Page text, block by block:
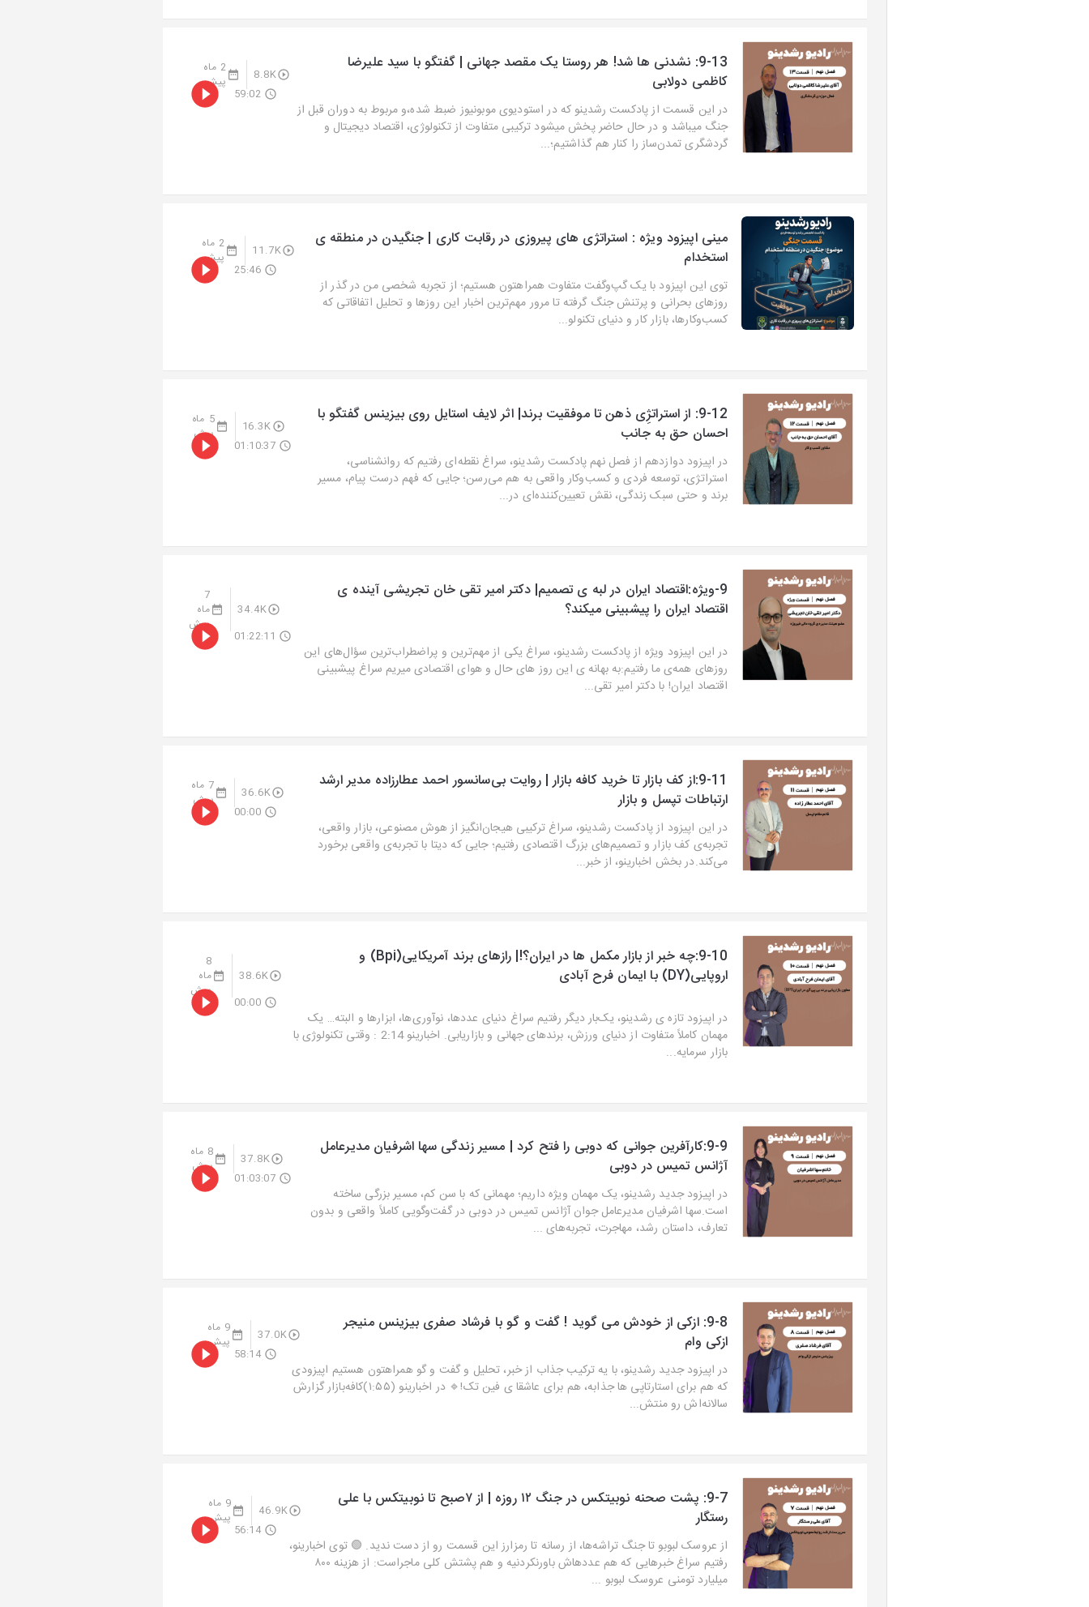
9-13: نشدنی ها شد! هر روستا یک مقصد جهانی | گفتگو با سید علیرضا
کاظمی دولابی
8.8K
2 ماه
پیش
در این قسمت از پادکست رشدینو که در استودیوی موبونیوز ضبط شده،و مربوط به دوران قبل از
جنگ میباشد و در حال حاضر پخش میشود ترکیبی متفاوت از تکنولوژی، اقتصاد دیجیتال و
گردشگری تمدن‌ساز را کنار هم گذاشتیم؛...
59:02
مینی اپیزود ویژه : استراتژی های پیروزی در رقابت کاری | جنگیدن در منطقه ی
استخدام
11.7K
2 ماه
پیش
توی این اپیزود با یک گپ‌وگفت متفاوت همراهتون هستیم؛ از تجربه شخصی من در گذر از
روزهای بحرانی و پرتنش جنگ گرفته تا مرور مهم‌ترین اخبار این روزها و تحلیل اتفاقاتی که
کسب‌وکارها، بازار کار و دنیای تکنولو...
25:46
9-12: از استراتژِی ذهن تا موفقیت برند| اثر لایف استایل روی بیزینس گفتگو با
احسان حق به جانب
16.3K
5 ماه
پیش
در اپیزود دوازدهم از فصل نهم پادکست رشدینو، سراغ نقطه‌ای رفتیم که روانشناسی،
استراتژی، توسعه فردی و کسب‌وکار واقعی به هم می‌رسن؛ جایی که فهم درست پیام، مسیر
برند و حتی سبک زندگی، نقش تعیین‌کننده‌ای در...
01:10:37
9-ویژه:اقتصاد ایران در لبه‌ ی تصمیم| دکتر امیر تقی خان تجریشی آینده ی
اقتصاد ایران را پیشبینی میکند؟
34.4K
7
ماه
پیش
در این اپیزود ویژه از پادکست رشدینو، سراغ یکی از مهم‌ترین و پراضطراب‌ترین سؤال‌های این
روزهای همه‌ی ما رفتیم:به بهانه ی این روز های حال و هوای اقتصادی میریم سراغ پیشبینی
اقتصاد ایران! با دکتر امیر تقی...
01:22:11
9-11:از کف بازار تا خرید کافه‌ بازار | روایت بی‌سانسور احمد عطارزاده مدیر ارشد
ارتباطات تپسل و بازار
36.6K
7 ماه
پیش
در این اپیزود از پادکست رشدینو، سراغ ترکیبی هیجان‌انگیز از هوش مصنوعی، بازار واقعی،
تجربه‌ی کف بازار و تصمیم‌های بزرگ اقتصادی رفتیم؛ جایی که دیتا با تجربه‌ی واقعی برخورد
می‌کند.در بخش اخبارینو، از خبر...
00:00
9-10:چه خبر از بازار مکمل ها در ایران؟َ!| رازهای برند آمریکایی(Bpi) و
اروپایی(DY) با ایمان فرح آبادی
38.6K
8
ماه
پیش
در اپیزود تازه‌ ی رشدینو، یک‌بار دیگر رفتیم سراغ دنیای عددها، نوآوری‌ها، ابزارها و البته… یک
مهمان کاملاً متفاوت از دنیای ورزش، برندهای جهانی و بازاریابی. اخبارینو 2:14 : وقتی تکنولوژی با
بازار سرمایه...
00:00
9-9:کارآفرین جوانی که دوبی را فتح کرد | مسیر زندگی سها اشرفیان مدیرعامل
آژانس تمیس در دوبی
37.8K
8 ماه
پیش
در اپیزود جدید رشدینو، یک مهمان ویژه داریم؛ مهمانی که با سن کم، مسیر بزرگی ساخته
است.سها اشرفیان مدیرعامل جوان آژانس تمیس در دوبی در گفت‌وگویی کاملاً واقعی و بدون
تعارف، داستان رشد، مهاجرت، تجربه‌های ...
01:03:07
9-8: ازکی از خودش می ‌گوید ! گفت ‌و گو با فرشاد صفری بیزینس منیجر
ازکی وام
37.0K
9 ماه
پیش
در اپیزود جدید رشدینو، با یه ترکیب جذاب از خبر، تحلیل و گفت‌ و گو همراهتون هستیم اپیزودی
که هم برای استارتاپی‌ ها جذابه، هم برای عاشقا ی فین‌ تک!🔹 در اخبارینو (۱:۵۵)کافه‌بازار گزارش
سالانه‌اش رو منتش...
58:14
9-7: پشت صحنه نوبیتکس در جنگ ۱۲ روزه | از ۷صبح تا نوبیتکس با علی
رستگار
46.9K
9 ماه
پیش
از عروسک لبوبو تا جنگ تراشه‌ها، از رسانه تا رمزارز این قسمت رو از دست ندید. 🟢 توی اخبارینو،
رفتیم سراغ خبرهایی که هم عددهاش باورنکردنیه و هم پشتش کلی ماجراست: از هزینه ۸۰۰
میلیارد تومنی عروسک لبوبو ...
56:14